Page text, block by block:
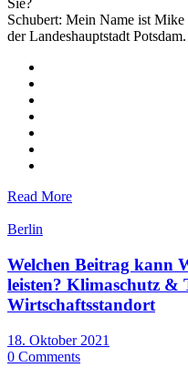
Schubert: Mein Name ist
der Landeshauptstadt
Read More
Berlin
Welchen Beitrag kann
leisten? Klimaschutz
Wirtschaftsstandort
18. Oktober 2021
0 Comments